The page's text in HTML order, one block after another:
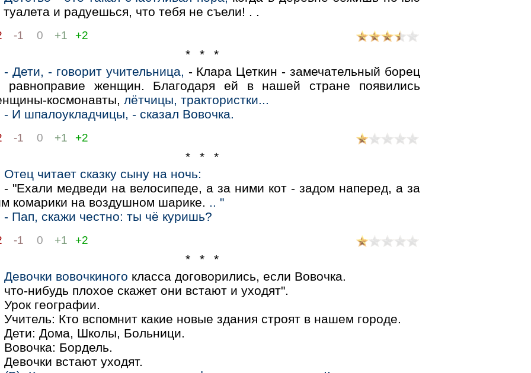
туалета и радуешься, что тебя не съели! . .
-1 0 +1 +2
* * *
- Дети, - говорит учительница, - Клара Цеткин - замечательный борец
равноправие женщин. Благодаря ей в нашей стране появились
космонавты,лётчицы, трактористки...
- И шпалоукладчицы, - сказал Вовочка.
-1 0 +1 +2
* * *
Отец читает сказку сыну на ночь:
- "Ехали медведи на велосипеде, а за ними кот - задом наперед, а за
комарики на воздушном шарике. .. "
- Пап, скажи честно: ты чё куришь?
-1 0 +1 +2
* * *
Девочки вовочкиного класса договорились, если Вовочка.
что-нибудь плохое скажет они встают и уходят".
Урок географии.
Учитель: Кто вспомнит какие новые здания строят в нашем городе.
Дети: Дома, Школы, Больници.
Вовочка: Бордель.
Девочки встают уходят.